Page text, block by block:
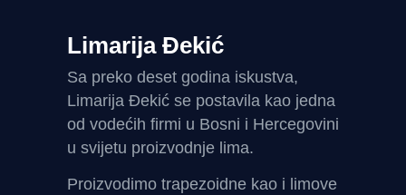
Limarija Đekić
Sa preko deset godina iskustva,
Limarija Đekić se postavila kao jedna
od vodećih firmi u Bosni i Hercegovini
u svijetu proizvodnje lima.
Proizvodimo trapezoidne kao i limove